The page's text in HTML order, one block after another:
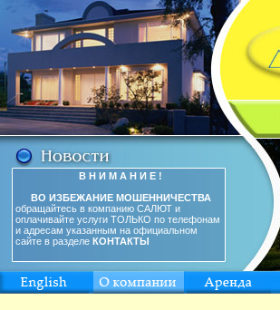
В Н И М А Н И Е !
ВО ИЗБЕЖАНИЕ МОШЕННИЧЕСТВА
обращайтесь в компанию САЛЮТ и
оплачивайте услуги ТОЛЬКО по телефонам
и адресам указанным на официальном
сайте в разделе КОНТАКТЫ